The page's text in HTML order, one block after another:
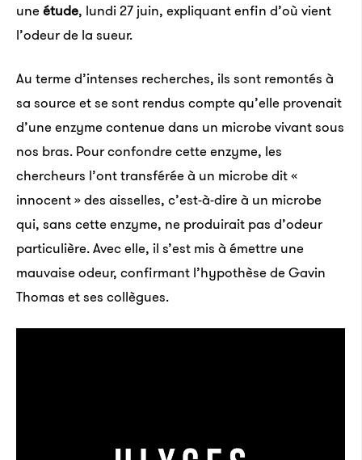
une étude, lundi 27 juin, expliquant enfin d’où vient
l’odeur de la sueur.
Au terme d’intenses recherches, ils sont remontés à
sa source et se sont rendus compte qu’elle provenait
d’une enzyme contenue dans un microbe vivant sous
nos bras. Pour confondre cette enzyme, les
chercheurs l’ont transférée à un microbe dit «
innocent » des aisselles, c’est-à-dire à un microbe
qui, sans cette enzyme, ne produirait pas d’odeur
particulière. Avec elle, il s’est mis à émettre une
mauvaise odeur, confirmant l’hypothèse de Gavin
Thomas et ses collègues.